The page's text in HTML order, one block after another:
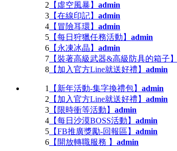
2 【虛空風暴】 admin
3 【在線印記】 admin
4 【冒險耳環】 admin
5 【每日狩獵任務活動】 admin
6 【永凍冰晶】 admin
7 【裝著高級武器&高級防具的箱子】
8 【加入官方Line就送好禮】 admin
1 【新年活動-集字換禮包】 admin
2 【加入官方Line就送好禮】 admin
3 【限時衝等活動】 admin
4 【每日沙漠BOSS活動】 admin
5 【FB推廣獎勵-回報區】 admin
6 【開放轉職服務 】 admin